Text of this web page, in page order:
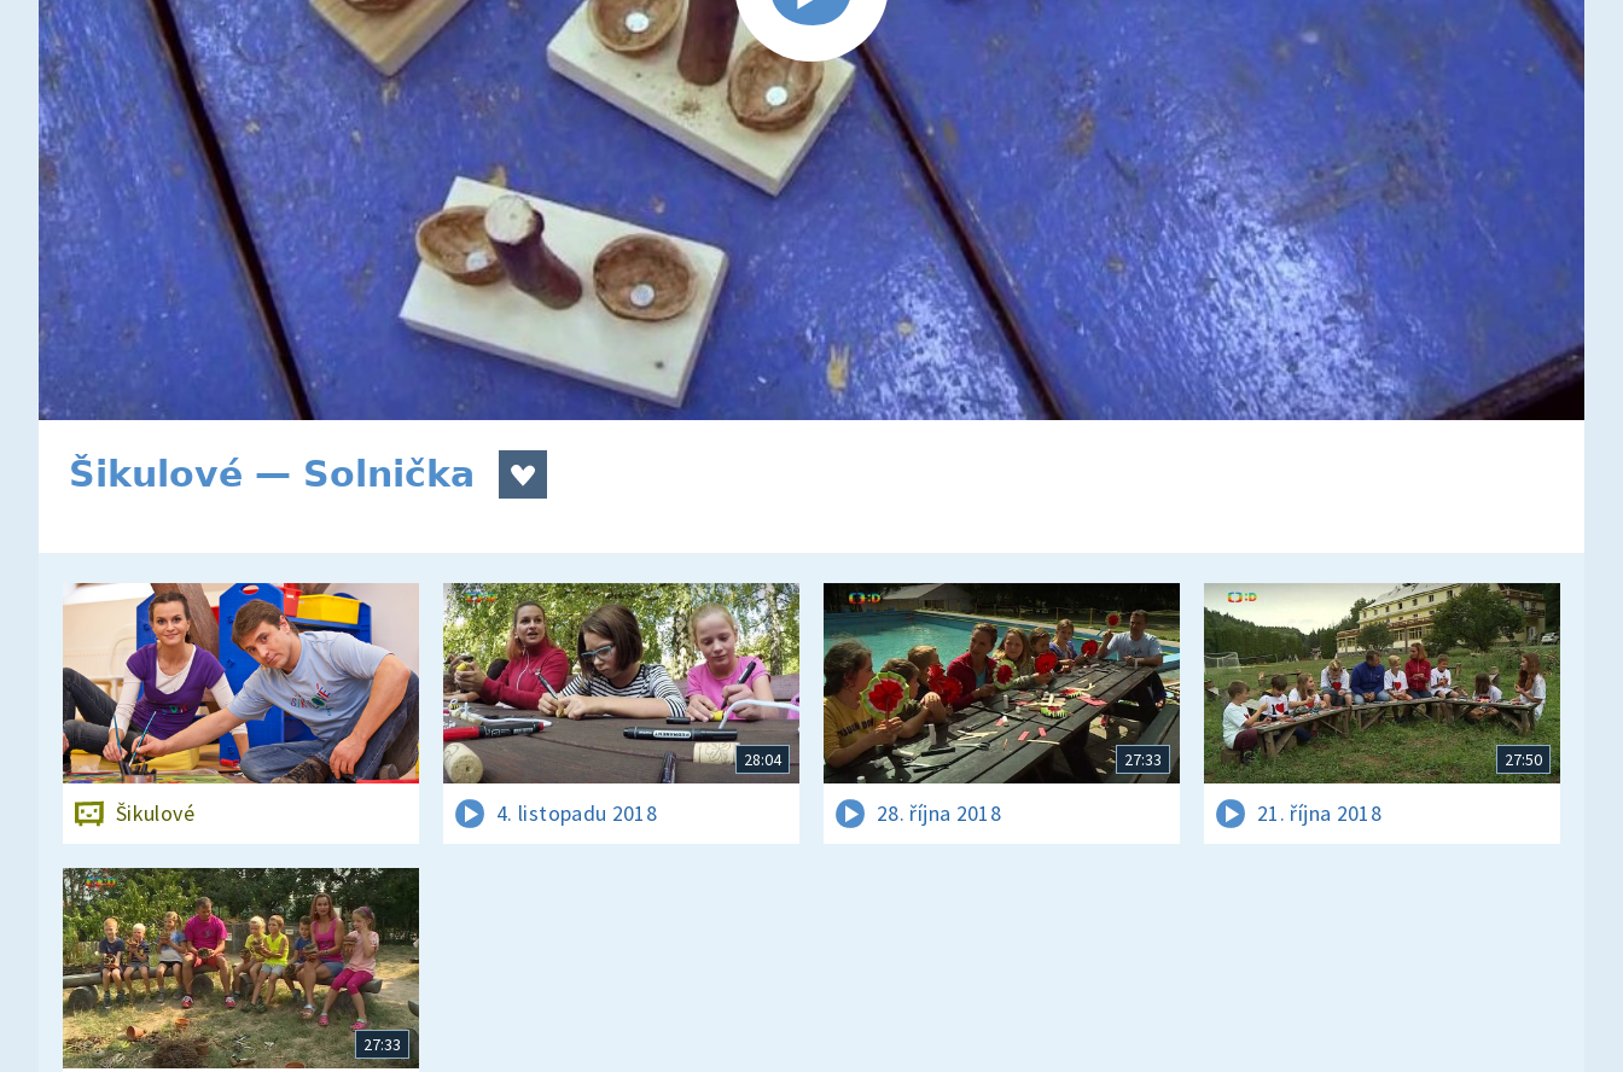
Šikulové — Solnička
Šikulové
28:04
4. listopadu 2018
27:33
28. října 2018
27:50
21. října 2018
27:33